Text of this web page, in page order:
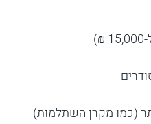
(כמו מקרן השתלמות)